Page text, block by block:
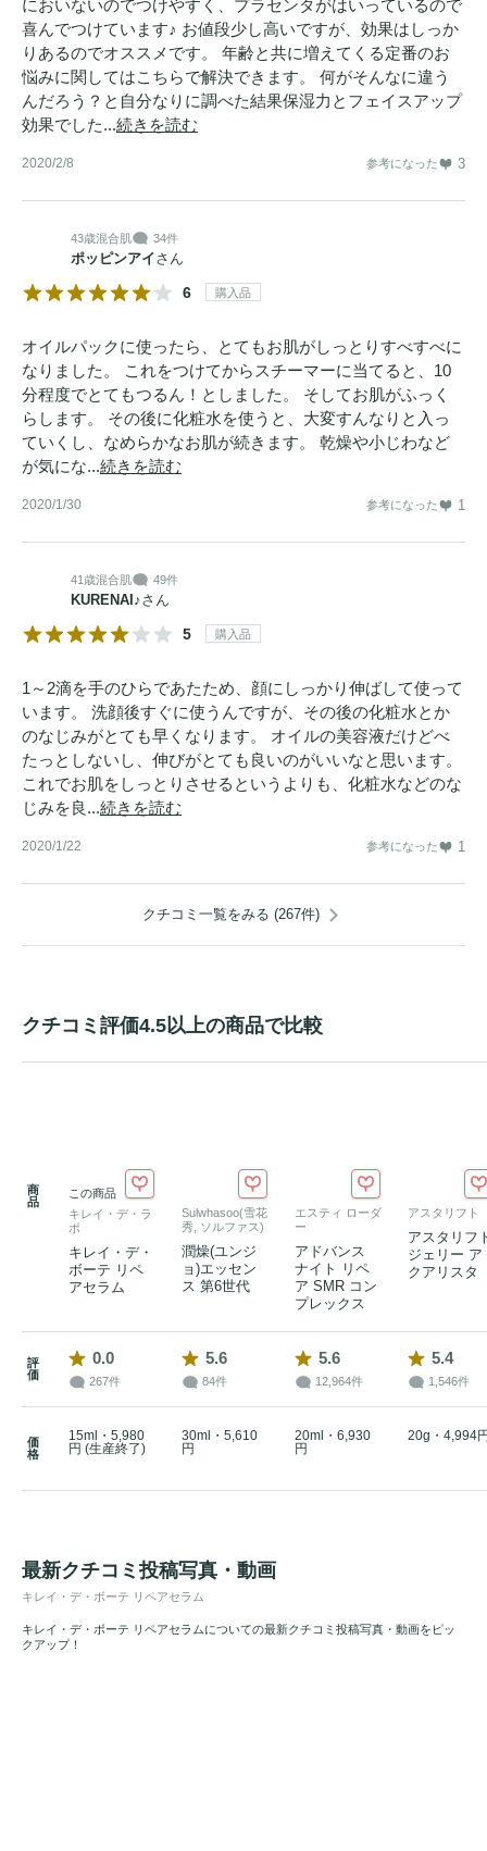
においないのでつけやすく、プラセンタがはいっているので
喜んでつけています♪ お値段少し高いですが、効果はしっか
りあるのでオススメです。 年齢と共に増えてくる定番のお
悩みに関してはこちらで解決できます。 何がそんなに違う
んだろう？と自分なりに調べた結果保湿力とフェイスアップ
効果でした...続きを読む
2020/2/8 参考になった 3
43歳混合肌 34件
ポッピンアイさん
6 購入品
オイルパックに使ったら、とてもお肌がしっとりすべすべに
なりました。 これをつけてからスチーマーに当てると、10
分程度でとてもつるん！としました。 そしてお肌がふっく
らします。 その後に化粧水を使うと、大変すんなりと入っ
ていくし、なめらかなお肌が続きます。 乾燥や小じわなど
が気にな...続きを読む
2020/1/30 参考になった 1
41歳混合肌 49件
KURENAI♪さん
5 購入品
1～2滴を手のひらであたため、顔にしっかり伸ばして使って
います。 洗顔後すぐに使うんですが、その後の化粧水とか
のなじみがとても早くなります。 オイルの美容液だけどべ
たっとしないし、伸びがとても良いのがいいなと思います。
これでお肌をしっとりさせるというよりも、化粧水などのな
じみを良...続きを読む
2020/1/22 参考になった 1
クチコミ一覧をみる (267件)
クチコミ評価4.5以上の商品で比較
商
品
この商品
キレイ・デ・ラ
ボ
キレイ・デ・
ボーテ リペ
アセラム
Sulwhasoo(雪花
秀, ソルファス)
潤燥(ユンジ
ョ)エッセン
ス 第6世代
エスティ ローダ
ー
アドバンス
ナイト リペ
ア SMR コン
プレックス
アスタリフト
アスタリフ
ジェリー ア
クアリスタ
評
価
0.0
267件
5.6
84件
5.6
12,964件
5.4
1,546件
価
格
15ml・5,980
円 (生産終了)
30ml・5,610
円
20ml・6,930
円
20g・4,994
最新クチコミ投稿写真・動画
キレイ・デ・ボーテ リペアセラム
キレイ・デ・ボーテ リペアセラムについての最新クチコミ投稿写真・動画をピッ
クアップ！